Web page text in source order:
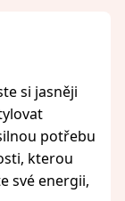
si jasněji
potřebu
kterou
své energii,